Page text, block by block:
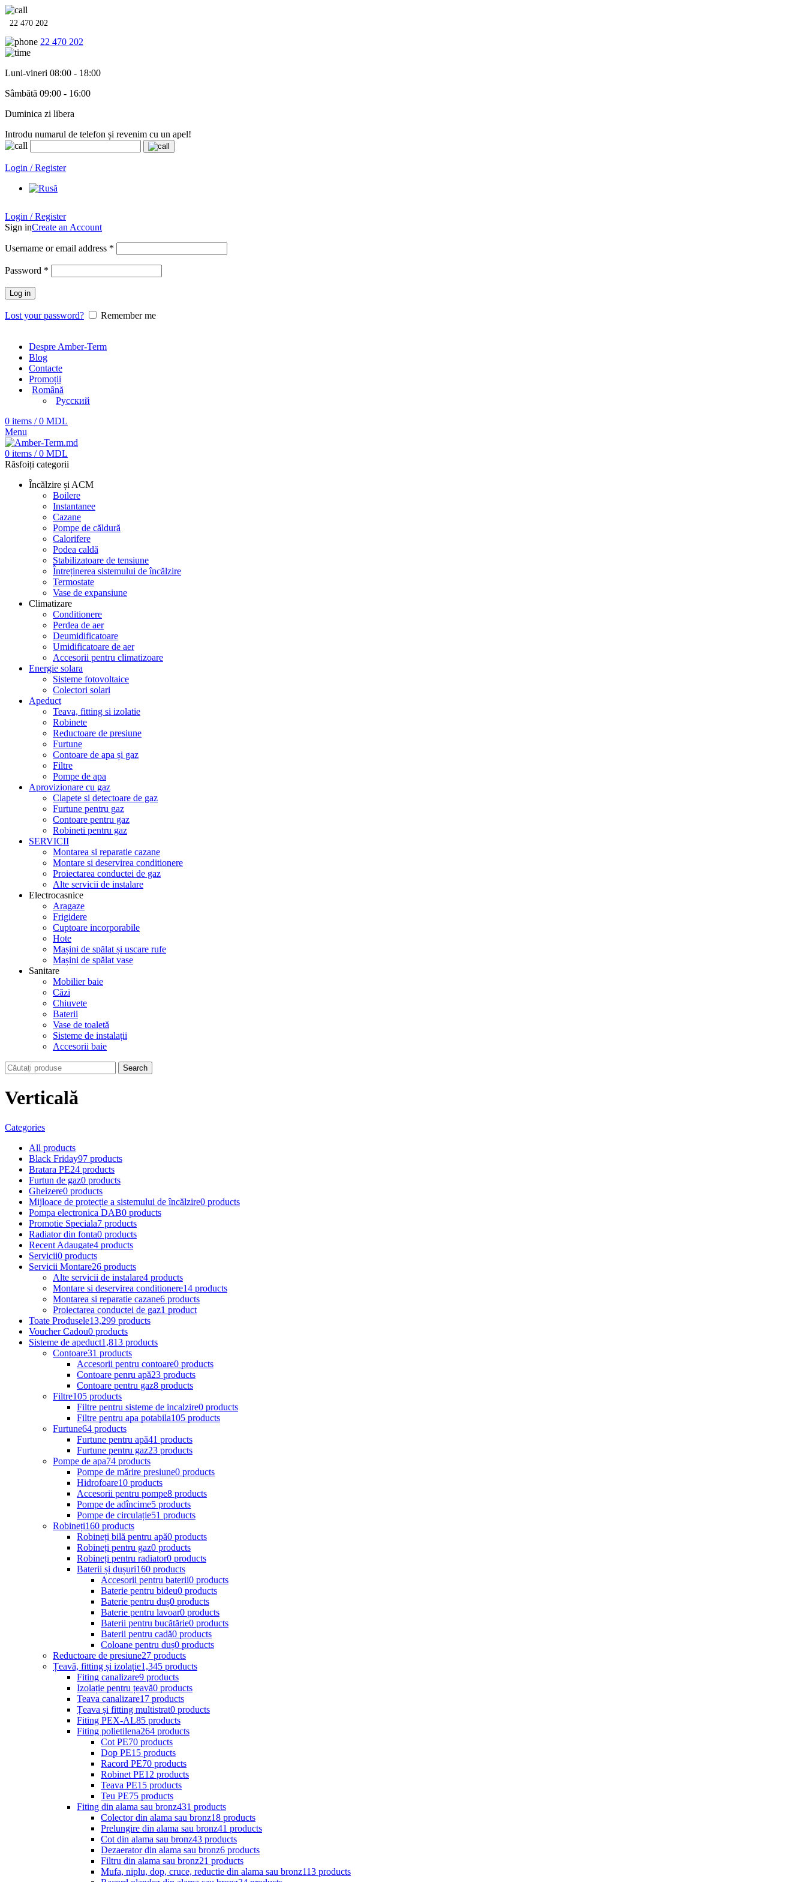
22 470 202
22 470 202
Luni-vineri 08:00 - 18:00
Sâmbătă 09:00 - 16:00
Duminica zi libera
Introdu numarul de telefon și revenim cu un apel!
Login / Register
Login / Register
Sign inCreate an Account
Username or email address *
Password *
Log in
Lost your password? Remember me
Despre Amber-Term
Blog
Contacte
Promoții
Română
Русский
0 items / 0 MDL
Menu
0 items / 0 MDL
Răsfoiți categorii
Încălzire și ACM
Boilere
Instantanee
Cazane
Pompe de căldură
Calorifere
Podea caldă
Stabilizatoare de tensiune
Întreținerea sistemului de încălzire
Termostate
Vase de expansiune
Climatizare
Conditionere
Perdea de aer
Deumidificatoare
Umidificatoare de aer
Accesorii pentru climatizoare
Energie solara
Sisteme fotovoltaice
Colectori solari
Apeduct
Teava, fitting si izolatie
Robinete
Reductoare de presiune
Furtune
Contoare de apa și gaz
Filtre
Pompe de apa
Aprovizionare cu gaz
Clapete si detectoare de gaz
Furtune pentru gaz
Contoare pentru gaz
Robineti pentru gaz
SERVICII
Montarea si reparatie cazane
Montare si deservirea conditionere
Proiectarea conductei de gaz
Alte servicii de instalare
Electrocasnice
Aragaze
Frigidere
Cuptoare incorporabile
Hote
Mașini de spălat și uscare rufe
Mașini de spălat vase
Sanitare
Mobilier baie
Căzi
Chiuvete
Baterii
Vase de toaletă
Sisteme de instalații
Accesorii baie
Search
Verticală
Categories
All products
Black Friday97 products
Bratara PE24 products
Furtun de gaz0 products
Gheizere0 products
Mijloace de protecție a sistemului de încălzire0 products
Pompa electronica DAB0 products
Promotie Speciala7 products
Radiator din fonta0 products
Recent Adaugate4 products
Servicii0 products
Servicii Montare26 products
Alte servicii de instalare4 products
Montare si deservirea conditionere14 products
Montarea si reparatie cazane6 products
Proiectarea conductei de gaz1 product
Toate Produsele13,299 products
Voucher Cadou0 products
Sisteme de apeduct1,813 products
Contoare31 products
Accesorii pentru contoare0 products
Contoare penru apă23 products
Contoare pentru gaz8 products
Filtre105 products
Filtre pentru sisteme de incalzire0 products
Filtre pentru apa potabila105 products
Furtune64 products
Furtune pentru apă41 products
Furtune pentru gaz23 products
Pompe de apa74 products
Pompe de mărire presiune0 products
Hidrofoare10 products
Accesorii pentru pompe8 products
Pompe de adîncime5 products
Pompe de circulație51 products
Robineți160 products
Robineți bilă pentru apă0 products
Robineți pentru gaz0 products
Robineți pentru radiator0 products
Baterii și dușuri160 products
Accesorii pentru baterii0 products
Baterie pentru bideu0 products
Baterie pentru duș0 products
Baterie pentru lavoar0 products
Baterii pentru bucătărie0 products
Baterii pentru cadă0 products
Coloane pentru duș0 products
Reductoare de presiune27 products
Țeavă, fitting și izolație1,345 products
Fiting canalizare9 products
Izolație pentru țeavă0 products
Teava canalizare17 products
Țeava și fitting multistrat0 products
Fiting PEX-AL85 products
Fiting polietilena264 products
Cot PE70 products
Dop PE15 products
Racord PE70 products
Robinet PE12 products
Teava PE15 products
Teu PE75 products
Fiting din alama sau bronz431 products
Colector din alama sau bronz18 products
Prelungire din alama sau bronz41 products
Cot din alama sau bronz43 products
Dezaerator din alama sau bronz6 products
Filtru din alama sau bronz21 products
Mufa, niplu, dop, cruce, reductie din alama sau bronz113 products